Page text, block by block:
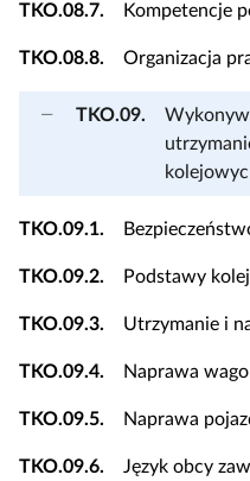
TKO.08.7. Kompetencje
TKO.08.8. Organizacja
TKO.09.
TKO.09.1.
TKO.09.2. Podstawy
TKO.09.3. Utrzymanie i
TKO.09.4. Naprawa
TKO.09.5. Naprawa
TKO.09.6. Język obcy